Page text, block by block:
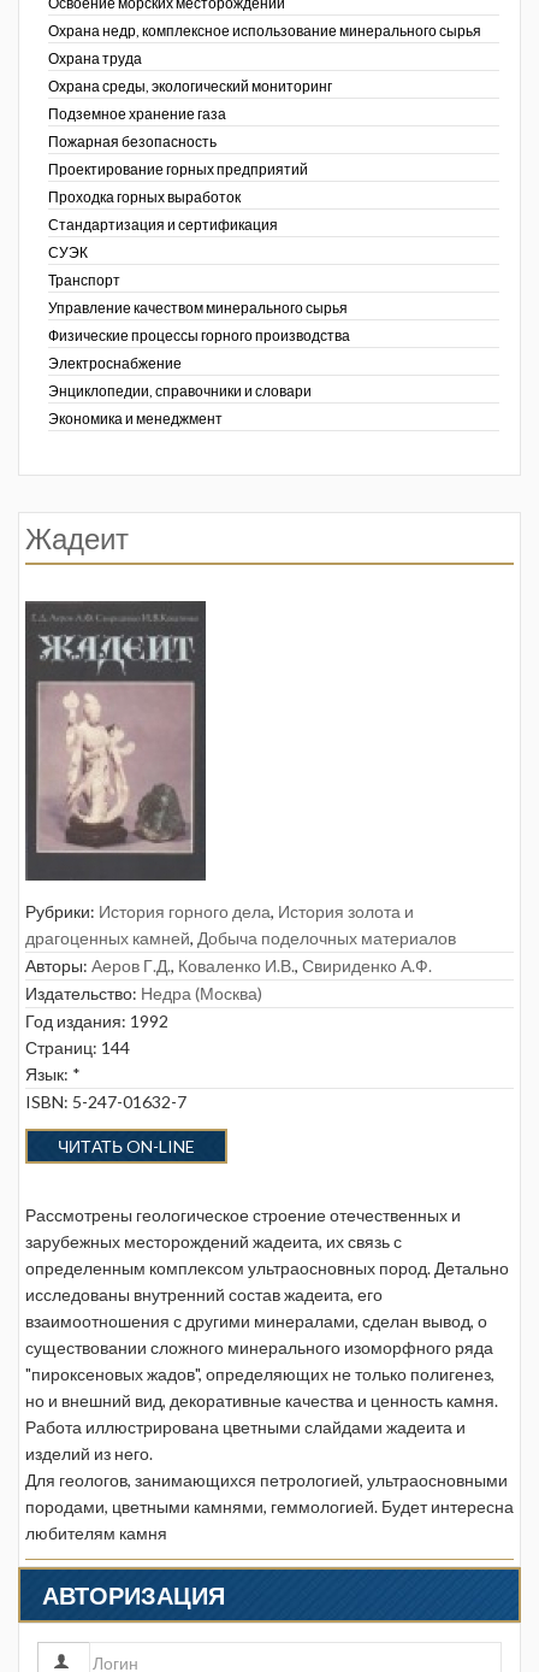
Охрана недр, комплексное использование минерального сырья
Охрана труда
Охрана среды, экологический мониторинг
Подземное хранение газа
Пожарная безопасность
Проектирование горных предприятий
Проходка горных выработок
Стандартизация и сертификация
СУЭК
Транспорт
Управление качеством минерального сырья
Физические процессы горного производства
Электроснабжение
Энциклопедии, справочники и словари
Экономика и менеджмент
Жадеит
Рубрики: История горного дела, История золота и
драгоценных камней, Добыча поделочных материалов
Авторы: Аеров Г.Д., Коваленко И.В., Свириденко А.Ф.
Издательство: Недра (Москва)
Год издания: 1992
Страниц: 144
Язык: *
ISBN: 5-247-01632-7
ЧИТАТЬ ON-LINE
Рассмотрены геологическое строение отечественных и
зарубежных месторождений жадеита, их связь с
определенным комплексом ультраосновных пород. Детально
исследованы внутренний состав жадеита, его
взаимоотношения с другими минералами, сделан вывод, о
существовании сложного минерального изоморфного ряда
"пироксеновых жадов", определяющих не только полигенез,
но и внешний вид, декоративные качества и ценность камня.
Работа иллюстрирована цветными слайдами жадеита и
изделий из него.
Для геологов, занимающихся петрологией, ультраосновными
породами, цветными камнями, геммологией. Будет интересна
любителям камня
АВТОРИЗАЦИЯ